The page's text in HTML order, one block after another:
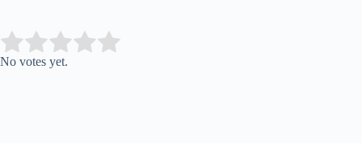
Rate this item:
No votes yet.